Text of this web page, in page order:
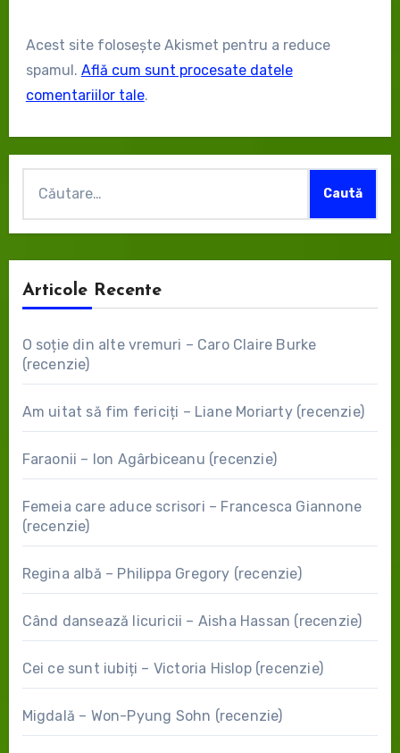
Acest site folosește Akismet pentru a reduce
spamul. Află cum sunt procesate datele
comentariilor tale.
după:
Articole Recente
O soție din alte vremuri – Caro Claire Burke
(recenzie)
Am uitat să fim fericiți – Liane Moriarty (recenzie)
Faraonii – Ion Agârbiceanu (recenzie)
Femeia care aduce scrisori – Francesca Giannone
(recenzie)
Regina albă – Philippa Gregory (recenzie)
Când dansează licuricii – Aisha Hassan (recenzie)
Cei ce sunt iubiți – Victoria Hislop (recenzie)
Migdală – Won-Pyung Sohn (recenzie)